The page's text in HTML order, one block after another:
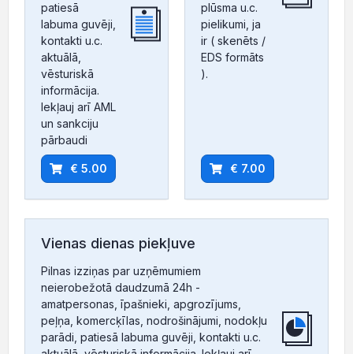
patiesā
labuma guvēji,
kontakti u.c.
aktuālā,
vēsturiskā
informācija.
Iekļauj arī AML
un sankciju
pārbaudi
€ 5.00
plūsma u.c.
pielikumi, ja
ir ( skenēts /
EDS formāts
).
€ 7.00
Vienas dienas piekļuve
Pilnas izziņas par uzņēmumiem
neierobežotā daudzumā 24h -
amatpersonas, īpašnieki, apgrozījums,
peļņa, komercķīlas, nodrošinājumi, nodokļu
parādi, patiesā labuma guvēji, kontakti u.c.